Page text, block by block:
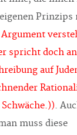
Prinzips
Argument
spricht doch
auf
.
muss diese